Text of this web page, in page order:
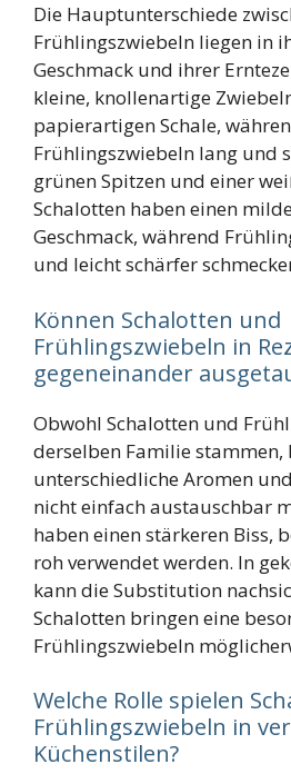
Die Hauptunterschiede
Frühlingszwiebeln liegen in
Geschmack und ihrer
kleine, knollenartige
papierartigen Schale,
Frühlingszwiebeln lang und
grünen Spitzen und einer
Schalotten haben einen
Geschmack, während
und leicht schärfer
Können Schalotten und
Frühlingszwiebeln in
gegeneinander
Obwohl Schalotten und
derselben Familie stammen,
unterschiedliche Aromen
nicht einfach austauschbar
haben einen stärkeren Biss,
roh verwendet werden. In
kann die Substitution
Schalotten bringen eine
Frühlingszwiebeln
Welche Rolle spielen
Frühlingszwiebeln in
Küchenstilen?